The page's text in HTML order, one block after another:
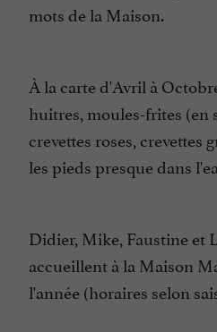
mots de la Maison.
À la carte d'Avril à
huitres, moules-frites (en
crevettes roses, crevettes
les pieds presque dans
Didier, Mike, Faustine et
accueillent à la Maison
l'année (horaires selon